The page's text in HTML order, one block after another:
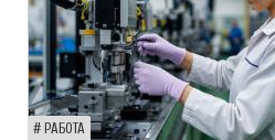
РАБОТА